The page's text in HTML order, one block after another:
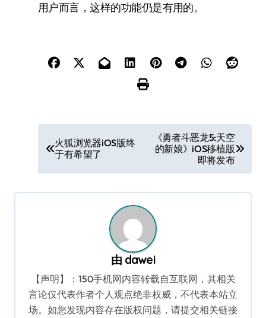
用户而言，这样的功能仍是有用的。
章
导
航
火狐浏览器iOS版终
于有希望了
《勇者斗恶龙5:天空
的新娘》iOS移植版
即将发布
由 dawei
【声明】：150手机网内容转载自互联网，其相关
言论仅代表作者个人观点绝非权威，不代表本站立
场。如您发现内容存在版权问题，请提交相关链接